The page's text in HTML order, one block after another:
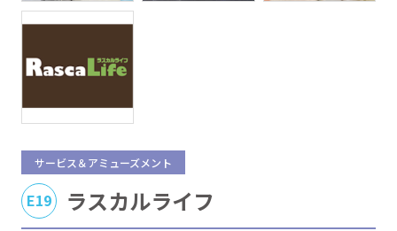
サービス＆アミューズメント
E19 ラスカルライフ